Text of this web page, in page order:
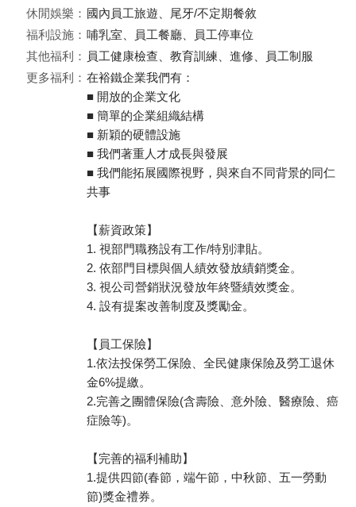
休閒娛樂： 國內員工旅遊、尾牙/不定期餐敘
福利設施： 哺乳室、員工餐廳、員工停車位
其他福利： 員工健康檢查、教育訓練、進修、員工制服
更多福利： 在裕鐵企業我們有：
■ 開放的企業文化
■ 簡單的企業組織結構
■ 新穎的硬體設施
■ 我們著重人才成長與發展
■ 我們能拓展國際視野，與來自不同背景的同仁
共事
【薪資政策】
1. 視部門職務設有工作/特別津貼。
2. 依部門目標與個人績效發放績銷獎金。
3. 視公司營銷狀況發放年終暨績效獎金。
4. 設有提案改善制度及獎勵金。
【員工保險】
1.依法投保勞工保險、全民健康保險及勞工退休
金6%提繳。
2.完善之團體保險(含壽險、意外險、醫療險、癌
症險等)。
【完善的福利補助】
1.提供四節(春節，端午節，中秋節、五一勞動
節)獎金禮券。